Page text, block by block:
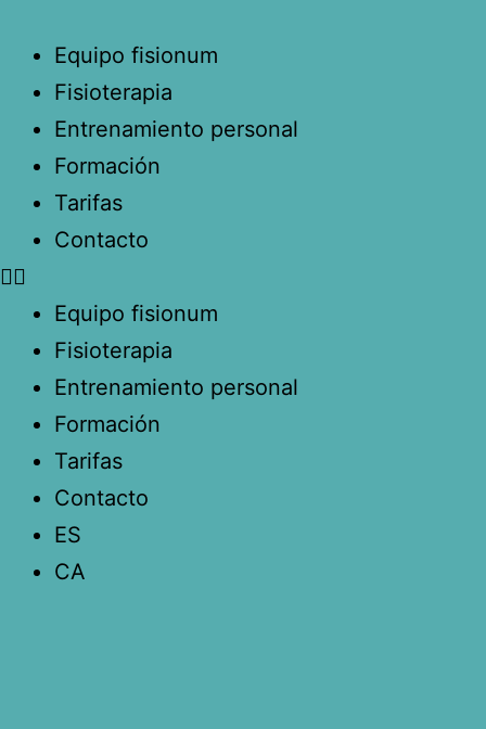
Equipo fisionum
Fisioterapia
Entrenamiento personal
Formación
Tarifas
Contacto
Equipo fisionum
Fisioterapia
Entrenamiento personal
Formación
Tarifas
Contacto
ES
CA